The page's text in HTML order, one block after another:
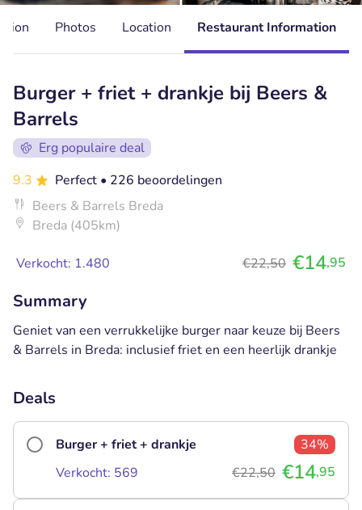
Photos Location Restaurant Information
Burger + friet + drankje bij Beers &
Barrels
Erg populaire deal
9.3
Perfect • 226 beoordelingen
Beers & Barrels Breda
Breda (405km)
Verkocht: 1.480 €22,50 €14,95
Summary
Geniet van een verrukkelijke burger naar keuze bij Beers
& Barrels in Breda: inclusief friet en een heerlijk drankje
Deals
Burger + friet + drankje
34%
Verkocht: 569
€22,50 €14,95